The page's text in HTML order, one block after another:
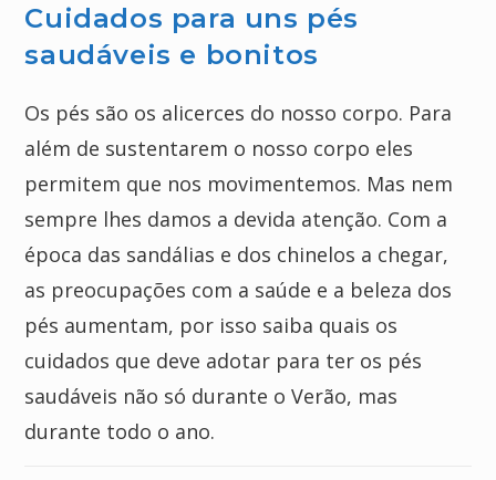
Cuidados para uns pés
saudáveis e bonitos
Os pés são os alicerces do nosso corpo. Para
além de sustentarem o nosso corpo eles
permitem que nos movimentemos. Mas nem
sempre lhes damos a devida atenção. Com a
época das sandálias e dos chinelos a chegar,
as preocupações com a saúde e a beleza dos
pés aumentam, por isso saiba quais os
cuidados que deve adotar para ter os pés
saudáveis não só durante o Verão, mas
durante todo o ano.